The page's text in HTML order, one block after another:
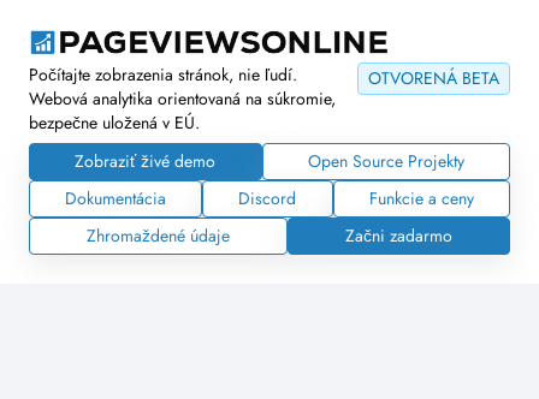
OTVORENÁ BETA
Počítajte zobrazenia stránok, nie ľudí.
Webová analytika orientovaná na súkromie,
bezpečne uložená v EÚ.
Zobraziť živé demo
Open Source Projekty
Dokumentácia
Discord
Funkcie a ceny
Zhromaždené údaje
Začni zadarmo